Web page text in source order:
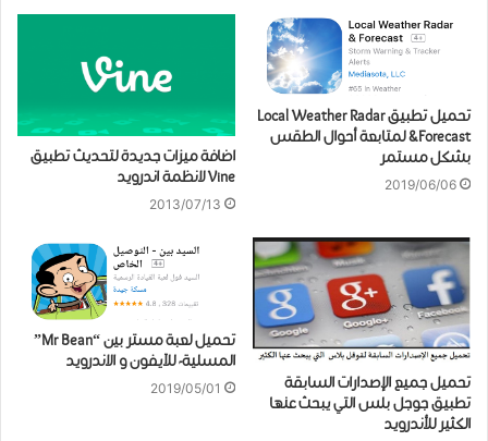
تحميل تطبيق Local Weather Radar
&Forecast لمتابعة أحوال الطقس
بشكل مستمر
2019/06/06
اضافة ميزات جديدة لتحديث تطبيق
Vine لانظمة اندرويد
2013/07/13
تحميل جميع الإصدارات السابقة
تطبيق جوجل بلس التي يبحث عنها
الكثير للأندرويد
تحميل لعبة مستر بين “Mr Bean”
المسلية- للآيفون و الاندرويد
2019/05/01